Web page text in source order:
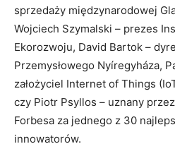
sprzedaży międzynarodowej
Wojciech Szymalski – prezes
Ekorozwoju, David Bartok –
Przemysłowego Nyíregyháza,
założyciel Internet of Things
czy Piotr Psyllos – uznany
Forbesa za jednego z 30
innowatorów.